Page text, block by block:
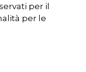
per il
per le